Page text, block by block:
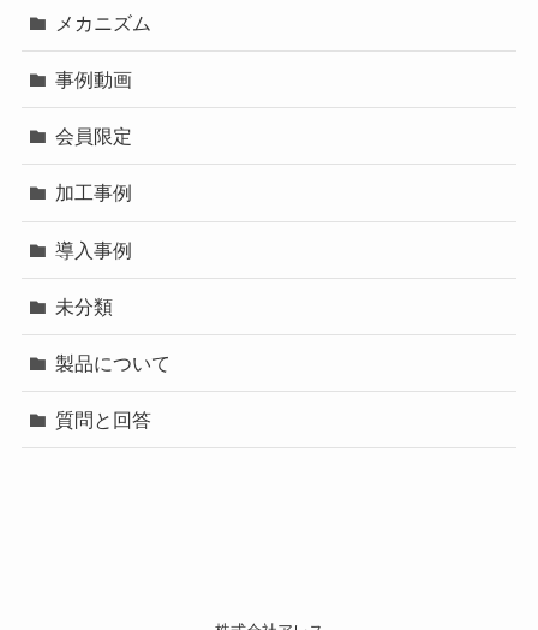
メカニズム
事例動画
会員限定
加工事例
導入事例
未分類
製品について
質問と回答